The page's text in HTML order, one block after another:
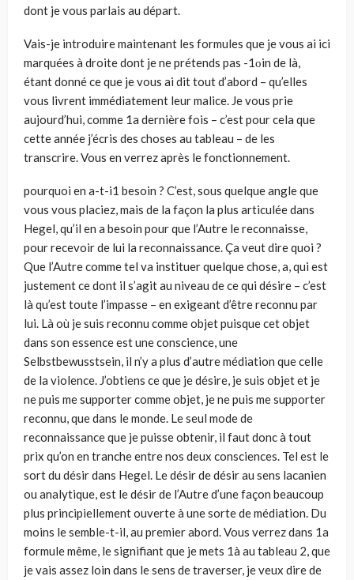
dont je vous parlais au départ.
Vais-je introduire maintenant les formules que je vous ai ici
marquées à droite dont je ne prétends pas -1οin de là,
étant donné ce que je vous ai dit tout d’abord – qu’elles
vous livrent immédiatement leur malice. Je vous prie
aujourd’hui, comme 1a dernière fois – c’est pour cela que
cette année j’écris des choses au tableau – de les
transcrire. Vous en verrez après le fonctionnement.
pourquoi en a-t-i1 besoin ? C’est, sous quelque angle que
vous vous placiez, mais de la façon la plus articulée dans
Hegel, qu’il en a besoin pour que l’Autre le reconnaisse,
pour recevoir de lui la reconnaissance. Ça veut dire quoi ?
Que l’Autre comme tel va instituer quelque chose, a, qui est
justement ce dont il s’agit au niveau de ce qui désire – c’est
là qu’est toute l’impasse – en exigeant d’être reconnu par
lui. Là où je suis reconnu comme objet puisque cet objet
dans son essence est une conscience, une
Selbstbewusstsein, il n’y a plus d’autre médiation que celle
de la violence. J’obtiens ce que je désire, je suis objet et je
ne puis me supporter comme objet, je ne puis me supporter
reconnu, que dans le monde. Le seul mode de
reconnaissance que je puisse obtenir, il faut donc à tout
prix qu’on en tranche entre nos deux consciences. Tel est le
sort du désir dans Hegel. Le désir de désir au sens lacanien
ou analytique, est le désir de l’Autre d’une façon beaucoup
plus principiellement ouverte à une sorte de médiation. Du
moins le semble-t-il, au premier abord. Vous verrez dans 1a
formule même, le signifiant que je mets 1à au tableau 2, que
je vais assez loin dans le sens de traverser, je veux dire de